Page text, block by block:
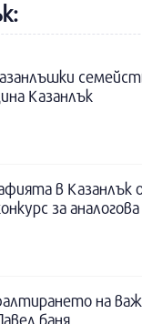
Казанлък
в Казанлък
за аналогова
на
баня